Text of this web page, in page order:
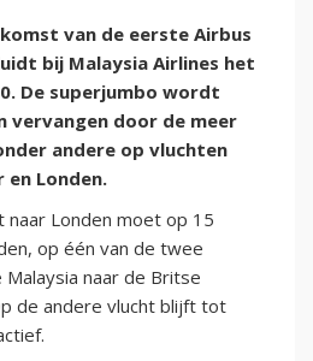
komst van de eerste Airbus
bij Malaysia Airlines het
De superjumbo wordt
vervangen door de meer
andere op vluchten
en Londen.
Londen moet op 15
op één van de twee
naar de Britse
de andere vlucht blijft tot